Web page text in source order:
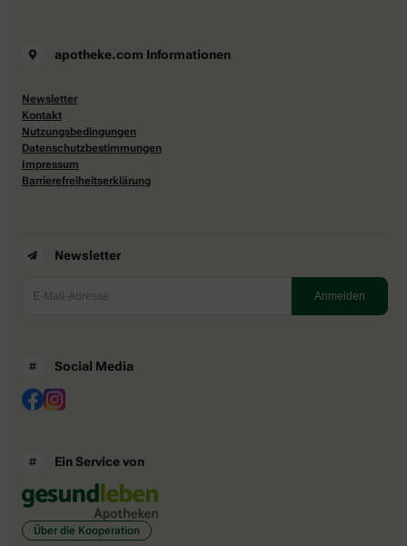
apotheke.com Informationen
Newsletter
Kontakt
Nutzungsbedingungen
Datenschutzbestimmungen
Impressum
Barrierefreiheitserklärung
Newsletter
Social Media
Ein Service von
Über die Kooperation